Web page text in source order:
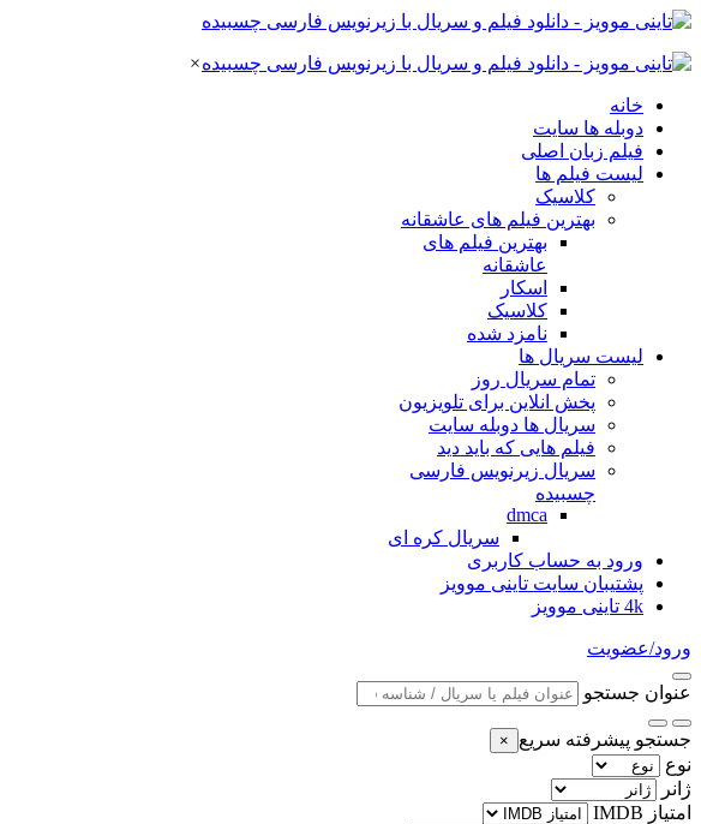
×
خانه
دوبله ها سایت
فیلم زبان اصلی
لیست فیلم ها
کلاسیک
بهترین فیلم های عاشقانه
بهترین فیلم های
عاشقانه
اسکار
کلاسیک
نامزد شده
لیست سریال ها
تمام سریال روز
پخش انلاین برای تلویزیون
سریال ها دوبله سایت
فیلم هایی که باید دید
سریال زیرنویس فارسی
چسبیده
dmca
سریال کره ای
ورود به حساب کاربری
پشتیبان سایت تاینی موویز
4k تاینی موویز
ورود/عضویت
عنوان جستجو
جستجو پیشرفته سریع ×
نوع
ژانر
امتیاز IMDB